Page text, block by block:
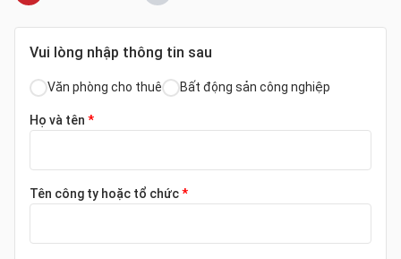
Vui lòng nhập thông tin sau
Văn phòng cho thuê Bất động sản công nghiệp
Họ và tên *
Tên công ty hoặc tổ chức*